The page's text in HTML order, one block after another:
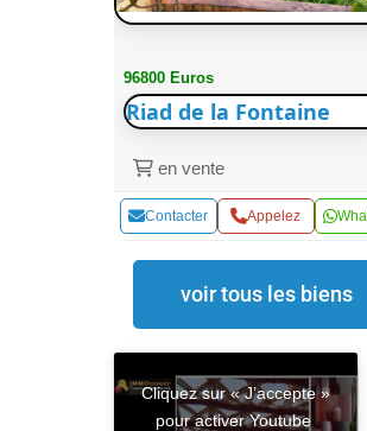
96800 Euros
Riad de la Fontaine
en vente
Contacter Appelez
voir tous les biens
Cliquez sur « J’accepte »
pour activer Youtube